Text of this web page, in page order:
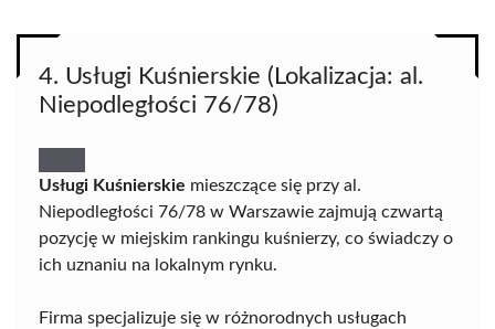
4. Usługi Kuśnierskie (Lokalizacja: al.
Niepodległości 76/78)
Usługi Kuśnierskie mieszczące się przy al.
Niepodległości 76/78 w Warszawie zajmują czwartą
pozycję w miejskim rankingu kuśnierzy, co świadczy o
ich uznaniu na lokalnym rynku.
Firma specjalizuje się w różnorodnych usługach